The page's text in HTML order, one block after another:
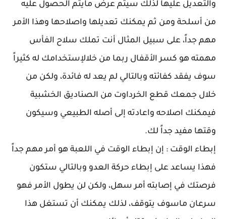
والتعديل عليها لذلك سيتم عرض مايتم الحصول عليه
من أسلحة ومن ثم يمكنك تعديلها واصلاحها وهذا الأمر
مهم جداً، على سبيل المثال أنت تملك سلاح الفأس
مهمته هو كسر الأقفال ربما من خلالإستخدامك له كثيراً
سوف يفقد كفائته وبالتالي لم يعد له فائدة، ولكن من
خلال جمعك قطع الخرداوت من الصناديق الخشبية
فيمكنك اصلاحه واعادته إلى أصله الطبيعي وسيكون
وقتها مفيد جداً لك.
إبطاء الوقت : إن إبطاء الوقت في اللعبة هو أمر مهم جداً
فهذا يساعد على إبطاء حركة العدو وبالتالي ستكون
فرصتك في إصابته أمر سهل، ولكن لن يطول الأمر فهو
سرعان ماسوف يتوقف، لذلك يمكنك أن تستغل هذا